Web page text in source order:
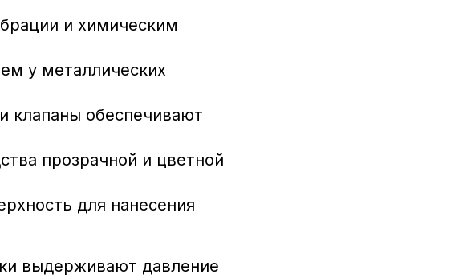
и химическим
у металлических
обеспечивают
прозрачной и цветной
для нанесения
выдерживают давление